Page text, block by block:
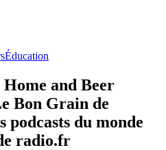
Éducation
and Beer
Bon Grain de
podcasts du monde
radio.fr